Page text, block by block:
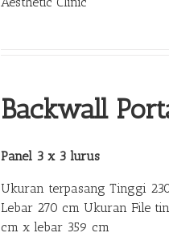
Backwall
Panel 3 x 3 lurus
Ukuran terpasang Tinggi
Lebar 270 cm Ukuran File
cm x lebar 359 cm